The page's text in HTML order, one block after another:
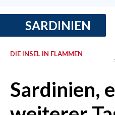
SASSARI E PROVINCIA
GALLURA
NUORO E PROVINCIA
CRONACA
SARDINIEN
DIE INSEL IN FLAMMEN
Sardinien,